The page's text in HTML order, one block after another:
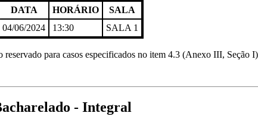
DATA HORÁRIO
SALA
04/06/2024 13:30
SALA 1
para casos especificados no item 4.3 (Anexo III, Seção
- Integral